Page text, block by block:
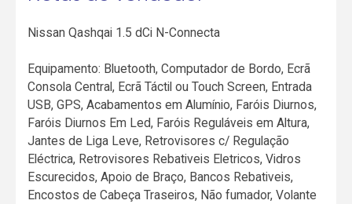
Nissan Qashqai 1.5 dCi N-Connecta
Equipamento: Bluetooth, Computador de Bordo, Ecrã
Consola Central, Ecrã Táctil ou Touch Screen, Entrada
USB, GPS, Acabamentos em Alumínio, Faróis Diurnos,
Faróis Diurnos Em Led, Faróis Reguláveis em Altura,
Jantes de Liga Leve, Retrovisores c/ Regulação
Eléctrica, Retrovisores Rebativeis Eletricos, Vidros
Escurecidos, Apoio de Braço, Bancos Rebativeis,
Encostos de Cabeça Traseiros, Não fumador, Volante